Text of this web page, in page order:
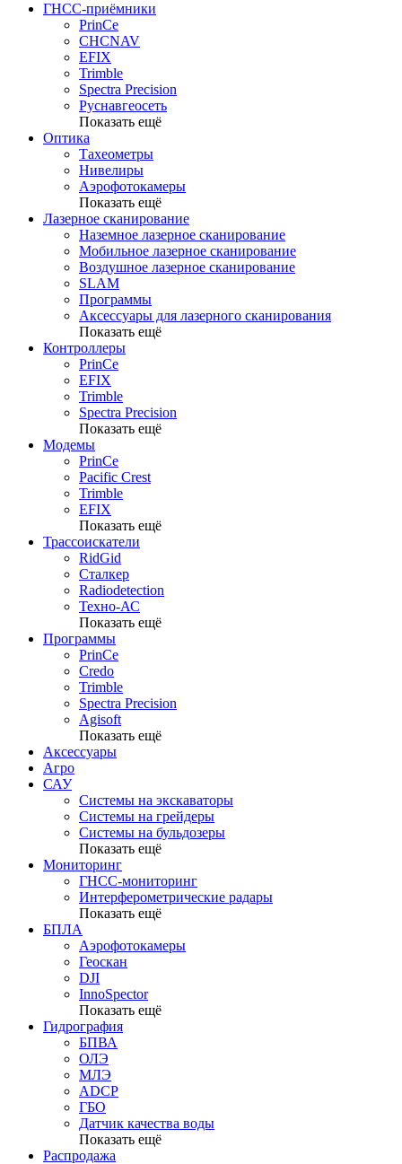
ГНСС-приёмники
PrinCe
CHCNAV
EFIX
Trimble
Spectra Precision
Руснавгеосеть
Показать ещё
Оптика
Тахеометры
Нивелиры
Аэрофотокамеры
Показать ещё
Лазерное сканирование
Наземное лазерное сканирование
Мобильное лазерное сканирование
Воздушное лазерное сканирование
SLAM
Программы
Аксессуары для лазерного сканирования
Показать ещё
Контроллеры
PrinCe
EFIX
Trimble
Spectra Precision
Показать ещё
Модемы
PrinCe
Pacific Crest
Trimble
EFIX
Показать ещё
Трассоискатели
RidGid
Сталкер
Radiodetection
Техно-АС
Показать ещё
Программы
PrinCe
Credo
Trimble
Spectra Precision
Agisoft
Показать ещё
Аксессуары
Агро
САУ
Системы на экскаваторы
Системы на грейдеры
Системы на бульдозеры
Показать ещё
Мониторинг
ГНСС-мониторинг
Интерферометрические радары
Показать ещё
БПЛА
Аэрофотокамеры
Геоскан
DJI
InnoSpector
Показать ещё
Гидрография
БПВА
ОЛЭ
МЛЭ
ADCP
ГБО
Датчик качества воды
Показать ещё
Распродажа